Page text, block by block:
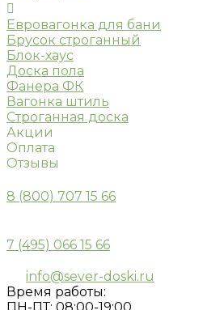
Евровагонка для бани
Брусок строганный
Блок-хаус
Доска пола
Фанера ФК
Вагонка штиль
Строганная доска
Акции
Оплата
Отзывы
8 (800) 707 15 66
7 (495) 066 15 66
info@sever-doski.ru
Время работы: